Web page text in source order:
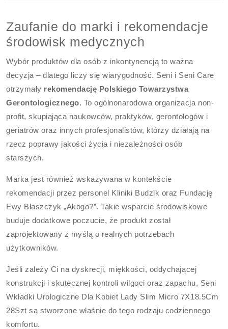
Zaufanie do marki i rekomendacje
środowisk medycznych
Wybór produktów dla osób z inkontynencją to ważna
decyzja – dlatego liczy się wiarygodność. Seni i Seni Care
otrzymały rekomendację Polskiego Towarzystwa
Gerontologicznego. To ogólnonarodowa organizacja non-
profit, skupiająca naukowców, praktyków, gerontologów i
geriatrów oraz innych profesjonalistów, którzy działają na
rzecz poprawy jakości życia i niezależności osób
starszych.
Marka jest również wskazywana w kontekście
rekomendacji przez personel Kliniki Budzik oraz Fundację
Ewy Błaszczyk „Akogo?”. Takie wsparcie środowiskowe
buduje dodatkowe poczucie, że produkt został
zaprojektowany z myślą o realnych potrzebach
użytkowników.
Jeśli zależy Ci na dyskrecji, miękkości, oddychającej
konstrukcji i skutecznej kontroli wilgoci oraz zapachu, Seni
Wkładki Urologiczne Dla Kobiet Lady Slim Micro 7X18.5Cm
28Szt są stworzone właśnie do tego rodzaju codziennego
komfortu.